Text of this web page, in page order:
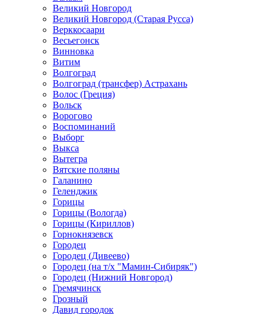
Великий Новгород
Великий Новгород (Старая Русса)
Верккосаари
Весьегонск
Винновка
Витим
Волгоград
Волгоград (трансфер) Астрахань
Волос (Греция)
Вольск
Ворогово
Воспоминаний
Выборг
Выкса
Вытегра
Вятские поляны
Галанино
Геленджик
Горицы
Горицы (Вологда)
Горицы (Кириллов)
Горнокнязевск
Городец
Городец (Дивеево)
Городец (на т/х "Мамин-Сибиряк")
Городец (Нижний Новгород)
Гремячинск
Грозный
Давид городок